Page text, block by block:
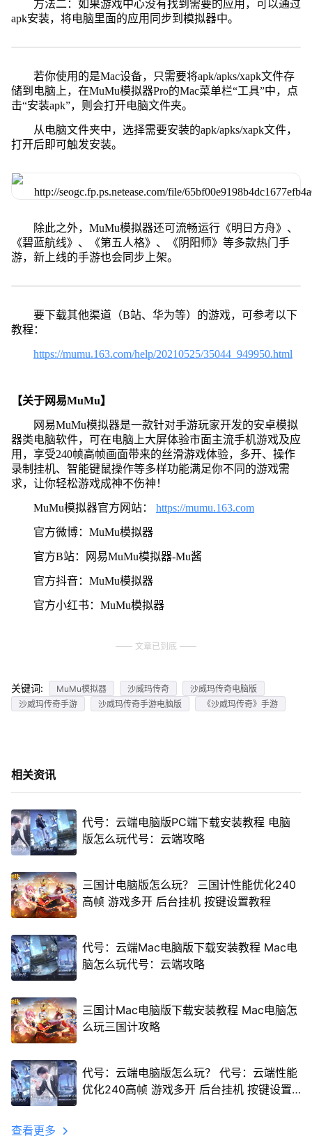
方法二：如果游戏中心没有找到需要的应用，可以通过
apk安装，将电脑里面的应用同步到模拟器中。
若你使用的是Mac设备，只需要将apk/apks/xapk文件存
储到电脑上，在MuMu模拟器Pro的Mac菜单栏“工具”中，点
击“安装apk”，则会打开电脑文件夹。
从电脑文件夹中，选择需要安装的apk/apks/xapk文件，
打开后即可触发安装。
除此之外，MuMu模拟器还可流畅运行《明日方舟》、
《碧蓝航线》、《第五人格》、《阴阳师》等多款热门手
游，新上线的手游也会同步上架。
要下载其他渠道（B站、华为等）的游戏，可参考以下
教程：
https://mumu.163.com/help/20210525/35044_949950.html
【关于网易MuMu】
网易MuMu模拟器是一款针对手游玩家开发的安卓模拟
器类电脑软件，可在电脑上大屏体验市面主流手机游戏及应
用，享受240帧高帧画面带来的丝滑游戏体验，多开、操作
录制挂机、智能键鼠操作等多样功能满足你不同的游戏需
求，让你轻松游戏成神不伤神！
MuMu模拟器官方网站： https://mumu.163.com
官方微博：MuMu模拟器
官方B站：网易MuMu模拟器-Mu酱
官方抖音：MuMu模拟器
官方小红书：MuMu模拟器
文章已到底
关键词: MuMu模拟器 沙威玛传奇
沙威玛传奇电脑版
沙威玛传奇手游
沙威玛传奇手游电脑版 《沙威玛传奇》手游
相关资讯
代号：云端电脑版PC端下载安装教程 电脑
版怎么玩代号：云端攻略
三国计电脑版怎么玩？ 三国计性能优化240
高帧 游戏多开 后台挂机 按键设置教程
代号：云端Mac电脑版下载安装教程 Mac电
脑怎么玩代号：云端攻略
三国计Mac电脑版下载安装教程 Mac电脑怎
么玩三国计攻略
代号：云端电脑版怎么玩？ 代号：云端性能
优化240高帧 游戏多开 后台挂机 按键设置
查看更多